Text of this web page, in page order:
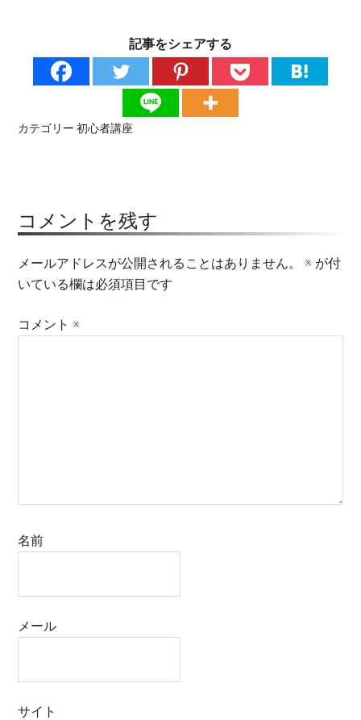
記事をシェアする
カテゴリー初心者講座
コメントを残す
メールアドレスが公開されることはありません。 ※ が付
いている欄は必須項目です
コメント ※
名前
メール
サイト